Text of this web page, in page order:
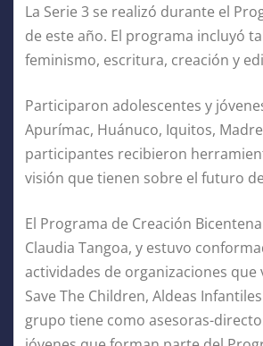
La Serie 3 se realizó durante el
de este año. El programa incluyó
feminismo, escritura, creación y
Participaron adolescentes y
Apurímac, Huánuco, Iquitos,
participantes recibieron
visión que tienen sobre el futuro
El Programa de Creación
Claudia Tangoa, y estuvo
actividades de organizaciones
Save The Children, Aldeas
grupo tiene como asesoras-